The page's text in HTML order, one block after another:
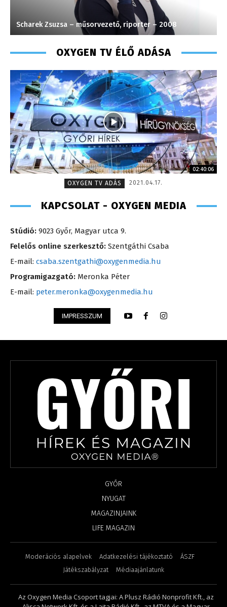
Scharek Zsuzsa – műsorvezető, riporter – 2008
OXYGEN TV ÉLŐ ADÁSA
02:40:06
OXYGEN TV ADÁS
2021.04.17.
KAPCSOLAT - OXYGEN MEDIA
Stúdió: 9023 Győr, Magyar utca 9.
Felelős online szerkesztő: Szentgáthi Csaba
E-mail: csaba.szentgathi@oxygenmedia.hu
Programigazgató: Meronka Péter
E-mail: peter.meronka@oxygenmedia.hu
IMPRESSZUM
GYŐR
NYUGAT
MAGAZINJAINK
LIFE MAGAZIN
Moderációs alapelvek Adatkezelési tájékoztató
ÁSZF
Játékszabályzat
Médiaajánlatunk
Az Oxygen Media Csoport tagjai: A Plusz Rádió Nonprofit Kft., az